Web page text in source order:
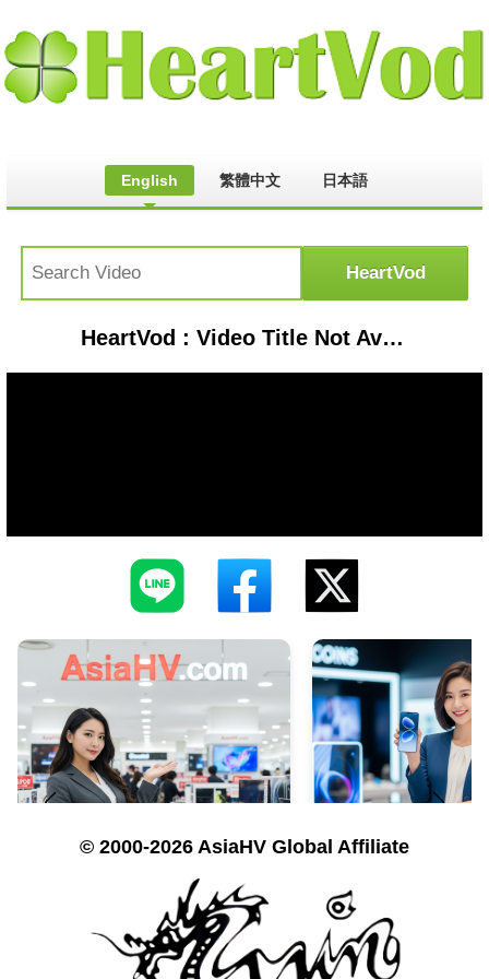
English 繁體中文 日本語
HeartVod : Video Title Not Available
© 2000-2026 AsiaHV Global Affiliate